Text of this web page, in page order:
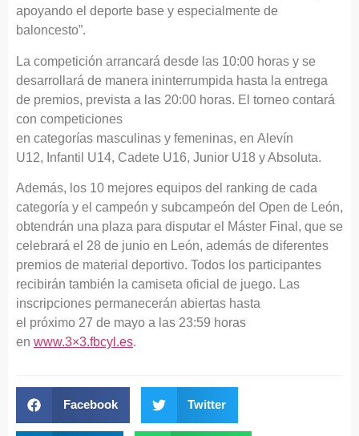
apoyando el deporte base y especialmente de
baloncesto”.
La competición arrancará desde las 10:00 horas y se
desarrollará de manera ininterrumpida hasta la entrega
de premios, prevista a las 20:00 horas. El torneo contará
con competiciones
en categorías masculinas y femeninas, en Alevín
U12, Infantil U14, Cadete U16, Junior U18 y Absoluta.
Además, los 10 mejores equipos del ranking de cada
categoría y el campeón y subcampeón del Open de León,
obtendrán una plaza para disputar el Máster Final, que se
celebrará el 28 de junio en León, además de diferentes
premios de material deportivo. Todos los participantes
recibirán también la camiseta oficial de juego. Las
inscripciones permanecerán abiertas hasta
el próximo 27 de mayo a las 23:59 horas
en www.3×3.fbcyl.es.
Facebook Twitter